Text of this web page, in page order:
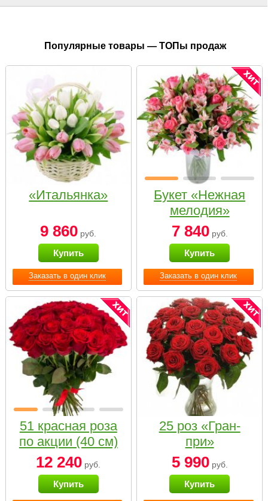
Популярные товары — ТОПы продаж
Заказать в один клик
«Итальянка»
9 860 руб.
Купить
Заказать в один клик
Букет «Нежная
мелодия»
7 840руб.
Купить
51 красная роза
по акции (40 см)
12 240 руб.
Купить
25 роз «Гран-
при»
5 990руб.
Купить